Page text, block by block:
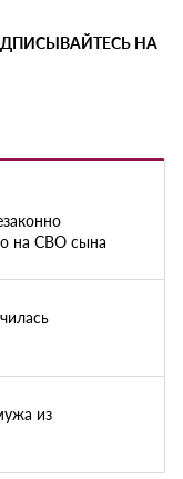
НА
на СВО сына
из